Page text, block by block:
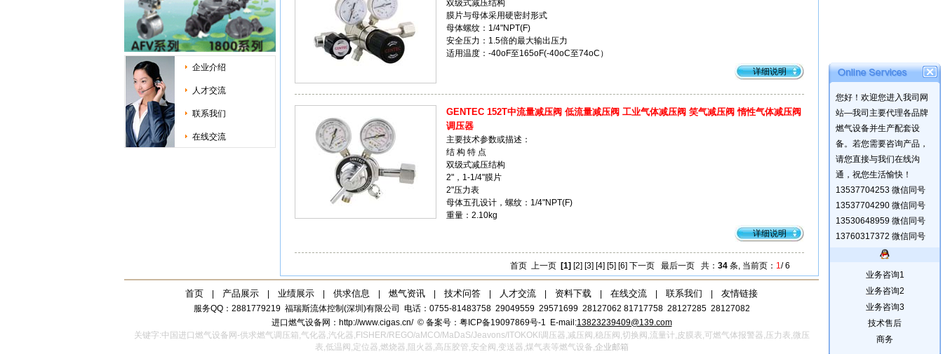
企业介绍
人才交流
联系我们
在线交流
双级式减压结构
膜片与母体采用硬密封形式
母体螺纹：1/4"NPT(F)
安全压力：1.5倍的最大输出压力
适用温度：-40oF至165oF(-40oC至74oC）
详细说明
GENTEC 152T中流量减压阀 低流量减压阀 工业气体减压阀 笑气减压阀 惰性气体减压阀
调压器
主要技术参数或描述：
结 构 特 点
双级式减压结构
2"，1-1/4"膜片
2"压力表
母体五孔设计，螺纹：1/4"NPT(F)
重量：2.10kg
详细说明
首页 上一页 [1] [2] [3] [4] [5] [6] 下一页 最后一页 共： 34 条, 当前页： 1/ 6
首页 产品展示 业绩展示 供求信息 燃气资讯 技术问答 人才交流 资料下载 在线交流 联系我们 友情链接
服务QQ：2881779219 福瑞斯流体控制(深圳)有限公司
电话：0755-81483758 29049559 29571699 28127062 81717758 28127285 28127082
进口燃气设备网： http://www.cigas.cn/© 备案号：粤ICP备19097869号-1 E-mail:13823239409@139.com
关键字:中国进口燃气设备网-供求燃气调压箱,气化器,汽化器,FISHER/REGO/aMCO/MaDaS/Jeavons/ITOKOKI调压器,减压阀,稳压阀,切换阀,流量计,皮膜表,可燃气体报警器,压力表,微压
表,低温阀,定位器,燃烧器,阻火器,高压胶管,安全阀,变送器,煤气表等燃气设备,企业邮箱
您好！欢迎您进入我司网
站—我司主要代理各品牌
燃气设备并生产配套设
备。若您需要咨询产品，
请您直接与我们在线沟
通，祝您生活愉快！
13537704253 微信同号
13537704290 微信同号
13530648959 微信同号
13760317372 微信同号
业务咨询1
业务咨询2
业务咨询3
技术售后
商务